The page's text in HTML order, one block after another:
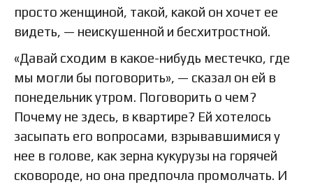
просто женщиной, такой, какой он хочет ее
видеть, — неискушенной и бесхитростной.
«Давай сходим в какое-нибудь местечко, где
мы могли бы поговорить», — сказал он ей в
понедельник утром. Поговорить о чем?
Почему не здесь, в квартире? Ей хотелось
засыпать его вопросами, взрывавшимися у
нее в голове, как зерна кукурузы на горячей
сковороде, но она предпочла промолчать. И